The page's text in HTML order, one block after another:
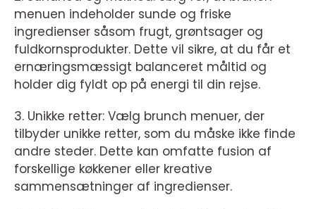
menuen indeholder sunde og friske
ingredienser såsom frugt, grøntsager og
fuldkornsprodukter. Dette vil sikre, at du får et
ernæringsmæssigt balanceret måltid og
holder dig fyldt op på energi til din rejse.
3. Unikke retter: Vælg brunch menuer, der
tilbyder unikke retter, som du måske ikke finde
andre steder. Dette kan omfatte fusion af
forskellige køkkener eller kreative
sammensætninger af ingredienser.